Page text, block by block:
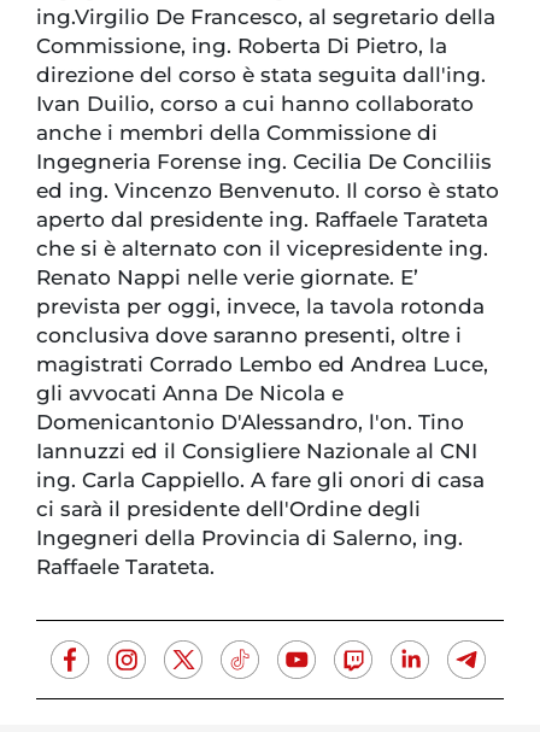
ing.Virgilio De Francesco, al segretario della
Commissione, ing. Roberta Di Pietro, la
direzione del corso è stata seguita dall'ing.
Ivan Duilio, corso a cui hanno collaborato
anche i membri della Commissione di
Ingegneria Forense ing. Cecilia De Conciliis
ed ing. Vincenzo Benvenuto. Il corso è stato
aperto dal presidente ing. Raffaele Tarateta
che si è alternato con il vicepresidente ing.
Renato Nappi nelle verie giornate. E’
prevista per oggi, invece, la tavola rotonda
conclusiva dove saranno presenti, oltre i
magistrati Corrado Lembo ed Andrea Luce,
gli avvocati Anna De Nicola e
Domenicantonio D'Alessandro, l'on. Tino
Iannuzzi ed il Consigliere Nazionale al CNI
ing. Carla Cappiello. A fare gli onori di casa
ci sarà il presidente dell'Ordine degli
Ingegneri della Provincia di Salerno, ing.
Raffaele Tarateta.